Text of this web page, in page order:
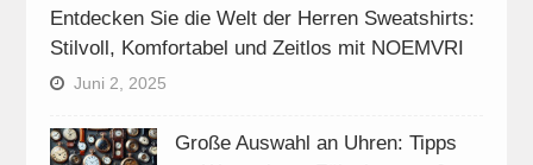
Entdecken Sie die Welt der Herren Sweatshirts:
Stilvoll, Komfortabel und Zeitlos mit NOEMVRI
Juni 2, 2025
Große Auswahl an Uhren: Tipps